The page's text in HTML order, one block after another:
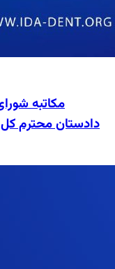
مکاتبه
دادستان محترم